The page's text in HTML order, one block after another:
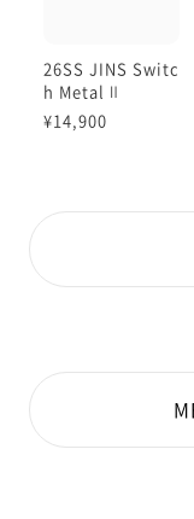
26SS JINS Switc
h Metal Ⅱ
¥14,900